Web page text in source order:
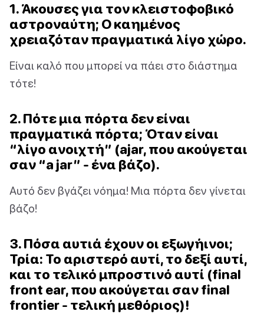
1. Άκουσες για τον κλειστοφοβικό
αστροναύτη; Ο καημένος
χρειαζόταν πραγματικά λίγο χώρο.
Είναι καλό που μπορεί να πάει στο διάστημα
τότε!
2. Πότε μια πόρτα δεν είναι
πραγματικά πόρτα; Όταν είναι
“λίγο ανοιχτή” (ajar, που ακούγεται
σαν “a jar” - ένα βάζο).
Αυτό δεν βγάζει νόημα! Μια πόρτα δεν γίνεται
βάζο!
3. Πόσα αυτιά έχουν οι εξωγήινοι;
Τρία: Το αριστερό αυτί, το δεξί αυτί,
και το τελικό μπροστινό αυτί (final
front ear, που ακούγεται σαν final
frontier - τελική μεθόριος)!